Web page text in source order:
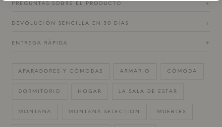
PREGUNTAS SOBRE EL PRODUCTO +
DEVOLUCIÓN SENCILLA EN 30 DÍAS +
ENTREGA RÁPIDA +
APARADORES Y CÓMODAS ARMARIO CÓMODA
DORMITORIO HOGAR LA SALA DE ESTAR
MONTANA MONTANA SELECTION MUEBLES